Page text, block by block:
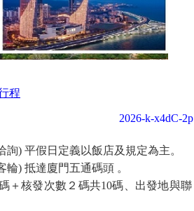
程
2026-k-x4dC-2p
) 平假日定義以飯店及規定為主。
) 抵達廈門五通碼頭 。
＋核發次數２碼共10碼、出發地與聯